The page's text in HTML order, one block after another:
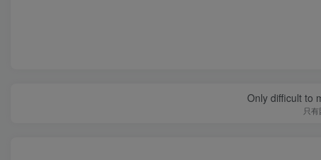
Have faith in your dreams
请对梦想充满